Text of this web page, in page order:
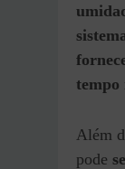
tempo
Além
pode